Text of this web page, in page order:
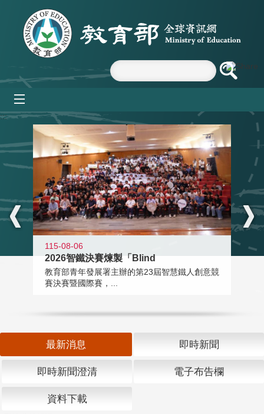
跳到主要內容區塊
:::
115-08-06
2026智鐵決賽煉製「Blind
教育部青年發展署主辦的第23屆智慧鐵人創意競
賽決賽暨國際賽，...
最新消息 即時新聞
即時新聞澄清 電子布告欄
資料下載